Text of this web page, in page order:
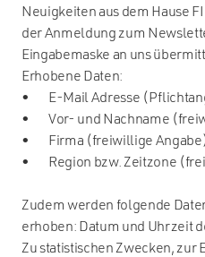
Neuigkeiten aus dem Hause
der Anmeldung zum
Eingabemaske an uns
Erhobene Daten:
• E-Mail Adresse
• Vor- und Nachname
• Firma (freiwillige
• Region bzw. Zeitzone
Zudem werden folgende
erhoben: Datum und Uhrzeit
Zu statistischen Zwecken, zur